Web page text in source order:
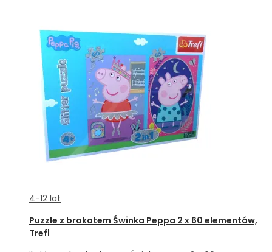
4-12 lat
Puzzle z brokatem Świnka Peppa 2 x 60 elementów,
Trefl